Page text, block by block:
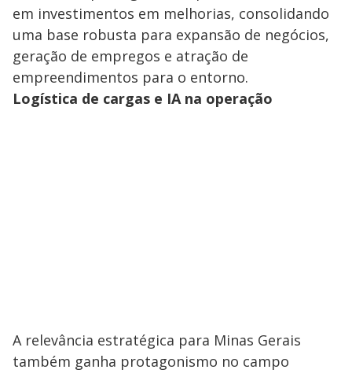
em investimentos em melhorias, consolidando
uma base robusta para expansão de negócios,
geração de empregos e atração de
empreendimentos para o entorno.
Logística de cargas e IA na operação
A relevância estratégica para Minas Gerais
também ganha protagonismo no campo